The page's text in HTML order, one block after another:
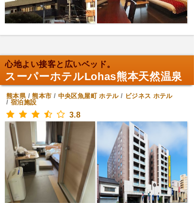
心地よい接客と広いベッド。
スーパーホテルLohas熊本天然温泉
熊本県/熊本市 / 中央区魚屋町 ホテル/ ビジネス ホテル
/ 宿泊施設
3.8